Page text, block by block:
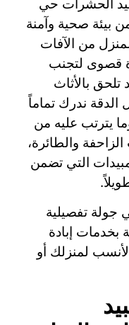
الحشرات حي
بيئة صحية وآمنة
من الآفات
قصوى لتجنب
تلحق بالأثاث
ندرك تماماً
يترتب عليه من
والطائرة،
التي تضمن
جولة تفصيلية
بخدمات إبادة
لمنزلك أو